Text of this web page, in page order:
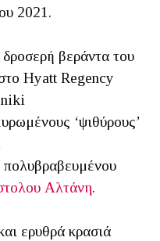
2021.
βεράντα του
Hyatt Regency
‘ψιθύρους’
πολυβραβευμένου
Αλτάνη.
ερυθρά κρασιά